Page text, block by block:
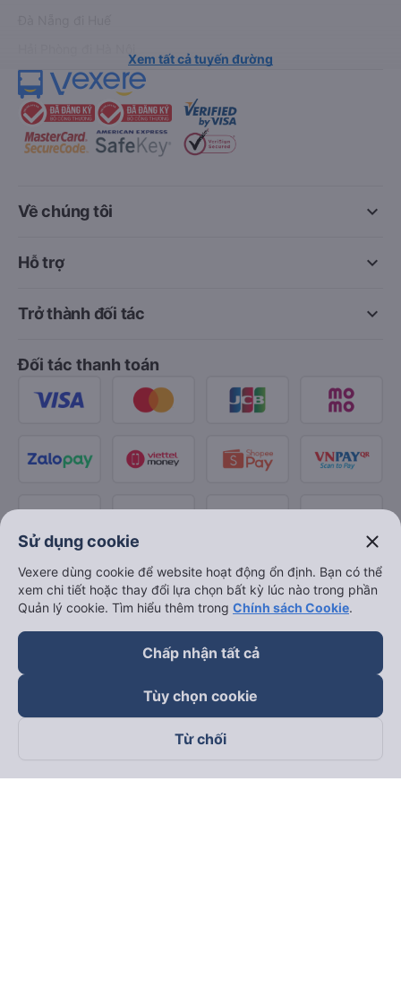
Xem tất cả tuyến đường
keyboard_arrow_down
Về chúng tôi
keyboard_arrow_down
Hỗ trợ
keyboard_arrow_down
Trở thành đối tác
Đối tác thanh toán
Theo dõi chúng tôi trên
Sử dụng cookie close
Vexere dùng cookie để website hoạt động ổn định. Bạn có thể
xem chi tiết hoặc thay đổi lựa chọn bất kỳ lúc nào trong phần
Quản lý cookie. Tìm hiểu thêm trong Chính sách Cookie.
Chấp nhận tất cả
Tùy chọn cookie
Từ chối